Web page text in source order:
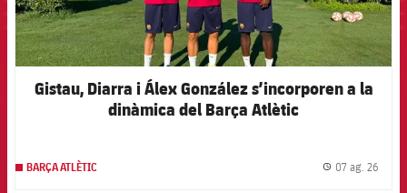
Gistau, Diarra i Álex González s’incorporen a la
dinàmica del Barça Atlètic
BARÇA ATLÈTIC 07 ag. 26